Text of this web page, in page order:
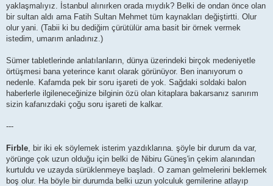
yaklaşmalıyız. İstanbul alınırken orada mıydık? Belki de ondan önce olan
bir sultan aldı ama Fatih Sultan Mehmet tüm kaynakları değiştirtti. Olur
olur yani. (Tabii ki bu dediğim çürütülür ama basit bir örnek vermek
istedim, umarım anladınız.)
Sümer tabletlerinde anlatılanların, dünya üzerindeki birçok medeniyetle
örtüşmesi bana yeterince kanıt olarak görünüyor. Ben inanıyorum o
nedenle. Kafamda pek bir soru işareti de yok. Sağdaki soldaki balon
haberlerle ilgileneceğinize bilginin özü olan kitaplara bakarsanız sanırım
sizin kafanızdaki çoğu soru işareti de kalkar.
---
Firble , bir iki ek söylemek isterim yazdıklarına. şöyle bir durum da var,
yörünge çok uzun olduğu için belki de Nibiru Güneş'in çekim alanından
kurtuldu ve uzayda sürüklenmeye başladı. O zaman gelmelerini beklemek
boş olur. Ha böyle bir durumda belki uzun yolculuk gemilerine atlayıp